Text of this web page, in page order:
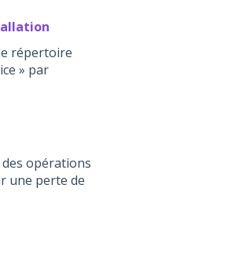
répertoire
» par
opérations
une perte de